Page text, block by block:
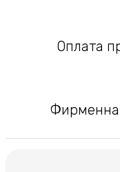
Оплата